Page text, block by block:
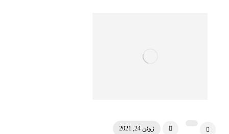
ژوئن 24, 2021